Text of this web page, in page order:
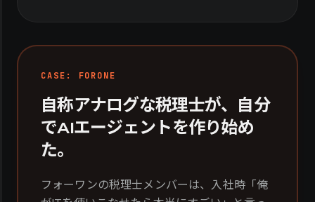
CASE: FORONE
自称アナログな税理士が、自分
でAIエージェントを作り始め
た。
フォーワンの税理士メンバーは、入社時「俺